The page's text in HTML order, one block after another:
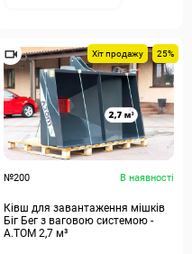
Хіт продажу 25%
№200 В наявності
Ківш для завантаження мішків
Біг Бег з ваговою системою -
А.ТОМ 2,7 м³